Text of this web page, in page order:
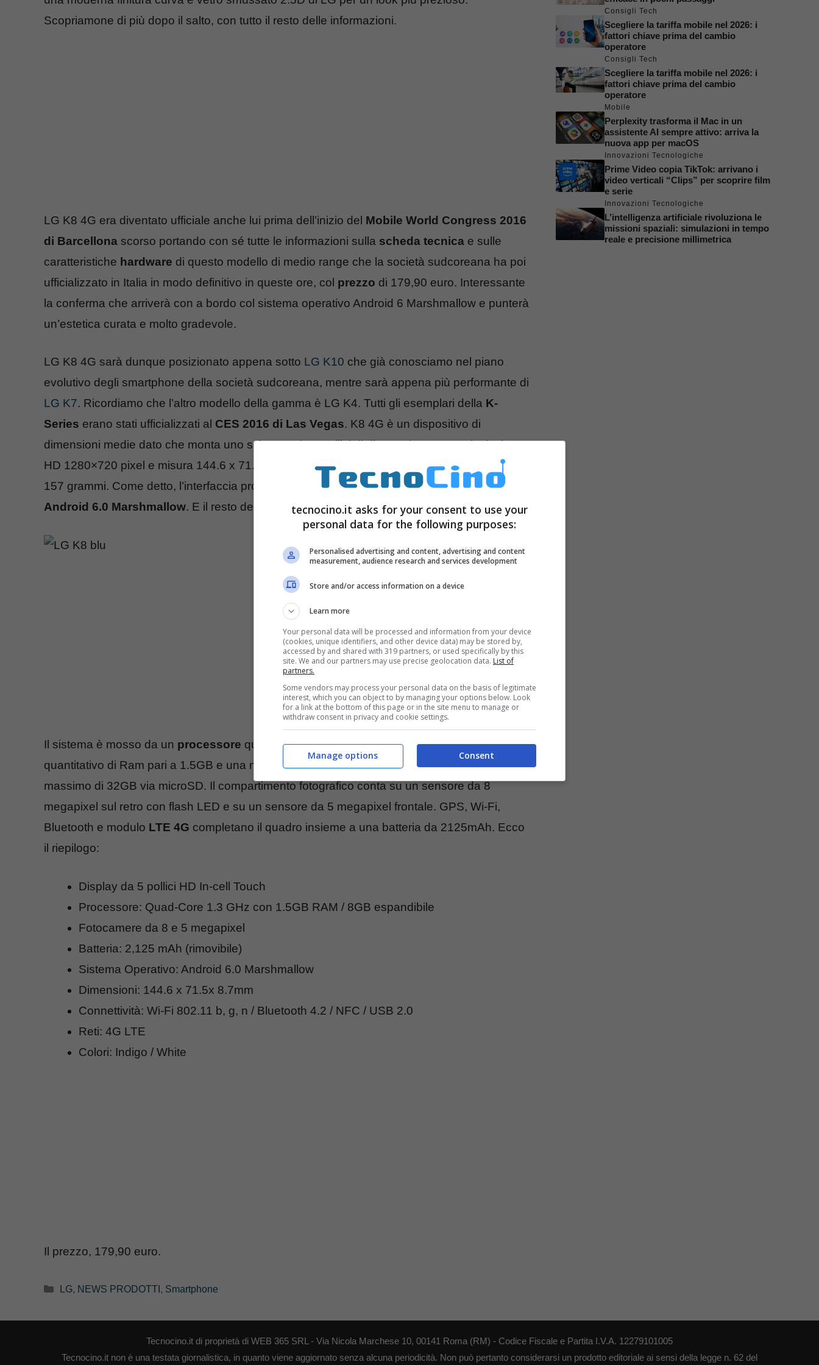
Scopriamone di più dopo il salto, con tutto il resto delle informazioni.
LG K8 4G era diventato ufficiale anche lui prima dell’inizio del Mobile World Congress 2016
di Barcellona scorso portando con sé tutte le informazioni sulla scheda tecnica e sulle
caratteristiche hardware di questo modello di medio range che la società sudcoreana ha poi
ufficializzato in Italia in modo definitivo in queste ore, col prezzo di 179,90 euro. Interessante
la conferma che arriverà con a bordo col sistema operativo Android 6 Marshmallow e punterà
un’estetica curata e molto gradevole.
LG K8 4G sarà dunque posizionato appena sotto LG K10 che già conosciamo nel piano
evolutivo degli smartphone della società sudcoreana, mentre sarà appena più performante di
LG K7. Ricordiamo che l’altro modello della gamma è LG K4. Tutti gli esemplari della K-
Series erano stati ufficializzati al CES 2016 di Las Vegas. K8 4G è un dispositivo di
dimensioni medie dato che monta uno schermo da 5 pollici di diagonale con una risoluzione
HD 1280×720 pixel e misura 144.6 x 71.5 x 8.7 mm per un peso non propriamente piuma di
157 grammi. Come detto, l’interfaccia proprietaria di LG accompagna il sistema operativo
Android 6.0 Marshmallow. E il resto della scheda tecnica?
Il sistema è mosso da un processore quad-core 64bit su chipset MediaTek MT6735 con un
quantitativo di Ram pari a 1.5GB e una memoria interna da 8GB espandibile fino a un
massimo di 32GB via microSD. Il compartimento fotografico conta su un sensore da 8
megapixel sul retro con flash LED e su un sensore da 5 megapixel frontale. GPS, Wi-Fi,
Bluetooth e modulo LTE 4G completano il quadro insieme a una batteria da 2125mAh. Ecco
il riepilogo:
Display da 5 pollici HD In-cell Touch
Processore: Quad-Core 1.3 GHz con 1.5GB RAM / 8GB espandibile
Fotocamere da 8 e 5 megapixel
Batteria: 2,125 mAh (rimovibile)
Sistema Operativo: Android 6.0 Marshmallow
Dimensioni: 144.6 x 71.5x 8.7mm
Connettività: Wi-Fi 802.11 b, g, n / Bluetooth 4.2 / NFC / USB 2.0
Reti: 4G LTE
Colori: Indigo / White
Il prezzo, 179,90 euro.
Categorie
LG, NEWS PRODOTTI , Smartphone
Consigli Tech
Scegliere la tariffa mobile nel 2026: i
fattori chiave prima del cambio
operatore
Consigli Tech
Scegliere la tariffa mobile nel 2026: i
fattori chiave prima del cambio
operatore
Mobile
Perplexity trasforma il Mac in un
assistente AI sempre attivo: arriva la
nuova app per macOS
Innovazioni Tecnologiche
Prime Video copia TikTok: arrivano i
video verticali “Clips” per scoprire film
e serie
Innovazioni Tecnologiche
L’intelligenza artificiale rivoluziona le
missioni spaziali: simulazioni in tempo
reale e precisione millimetrica
Tecnocino.it di proprietà di WEB 365 SRL - Via Nicola Marchese 10, 00141 Roma (RM) - Codice Fiscale e Partita I.V.A. 12279101005
Tecnocino.it non è una testata giornalistica, in quanto viene aggiornato senza alcuna periodicità. Non può pertanto considerarsi un prodotto editoriale ai sensi della legge n. 62 del
tecnocino.it asks for your consent to use your
personal data for the following purposes:
Personalised advertising and content, advertising and content
measurement, audience research and services development
Store and/or access information on a device
Learn more
Your personal data will be processed and information from your device
(cookies, unique identifiers, and other device data) may be stored by,
accessed by and shared with 319 partners, or used specifically by this
site. We and our partners may use precise geolocation data. List of
partners.
Some vendors may process your personal data on the basis of legitimate
interest, which you can object to by managing your options below. Look
for a link at the bottom of this page or in the site menu to manage or
withdraw consent in privacy and cookie settings.
Consent
Manage options